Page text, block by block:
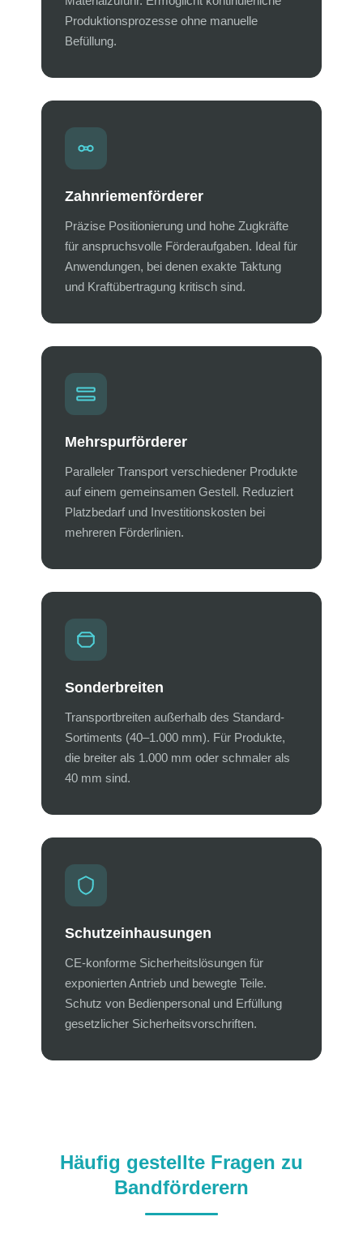
Produktionsprozesse ohne manuelle
Befüllung.
Zahnriemenförderer
Präzise Positionierung und hohe Zugkräfte
für anspruchsvolle Förderaufgaben. Ideal für
Anwendungen, bei denen exakte Taktung
und Kraftübertragung kritisch sind.
Mehrspurförderer
Paralleler Transport verschiedener Produkte
auf einem gemeinsamen Gestell. Reduziert
Platzbedarf und Investitionskosten bei
mehreren Förderlinien.
Sonderbreiten
Transportbreiten außerhalb des Standard-
Sortiments (40–1.000 mm). Für Produkte,
die breiter als 1.000 mm oder schmaler als
40 mm sind.
Schutzeinhausungen
CE-konforme Sicherheitslösungen für
exponierten Antrieb und bewegte Teile.
Schutz von Bedienpersonal und Erfüllung
gesetzlicher Sicherheitsvorschriften.
Häufig gestellte Fragen zu
Bandförderern